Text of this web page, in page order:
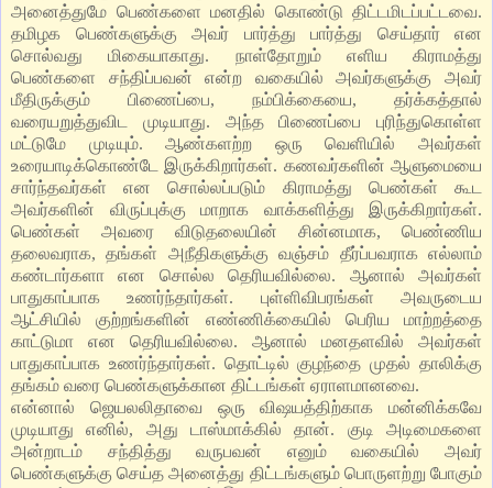
அனைத்துமே பெண்களை மனதில் கொண்டு திட்டமிடப்பட்டவை.
தமிழக பெண்களுக்கு அவர் பார்த்து பார்த்து செய்தார் என
சொல்வது மிகையாகாது. நாள்தோறும் எளிய கிராமத்து
பெண்களை சந்திப்பவன் என்ற வகையில் அவர்களுக்கு அவர்
மீதிருக்கும் பிணைப்பை, நம்பிக்கையை, தர்க்கத்தால்
வரையறுத்துவிட முடியாது. அந்த பிணைப்பை புரிந்துகொள்ள
மட்டுமே முடியும். ஆண்களற்ற ஒரு வெளியில் அவர்கள்
உரையாடிக்கொண்டே இருக்கிறார்கள். கணவர்களின் ஆளுமையை
சார்ந்தவர்கள் என சொல்லப்படும் கிராமத்து பெண்கள் கூட
அவர்களின் விருப்புக்கு மாறாக வாக்களித்து இருக்கிறார்கள்.
பெண்கள் அவரை விடுதலையின் சின்னமாக, பெண்ணிய
தலைவராக, தங்கள் அநீதிகளுக்கு வஞ்சம் தீர்ப்பவராக எல்லாம்
கண்டார்களா என சொல்ல தெரியவில்லை. ஆனால் அவர்கள்
பாதுகாப்பாக உணர்ந்தார்கள். புள்ளிவிபரங்கள் அவருடைய
ஆட்சியில் குற்றங்களின் எண்ணிக்கையில் பெரிய மாற்றத்தை
காட்டுமா என தெரியவில்லை. ஆனால் மனதளவில் அவர்கள்
பாதுகாப்பாக உணர்ந்தார்கள். தொட்டில் குழந்தை முதல் தாலிக்கு
தங்கம் வரை பெண்களுக்கான திட்டங்கள் ஏராளமானவை.
என்னால் ஜெயலலிதாவை ஒரு விஷயத்திற்காக மன்னிக்கவே
முடியாது எனில், அது டாஸ்மாக்கில் தான். குடி அடிமைகளை
அன்றாடம் சந்தித்து வருபவன் எனும் வகையில் அவர்
பெண்களுக்கு செய்த அனைத்து திட்டங்களும் பொருளற்று போகும்